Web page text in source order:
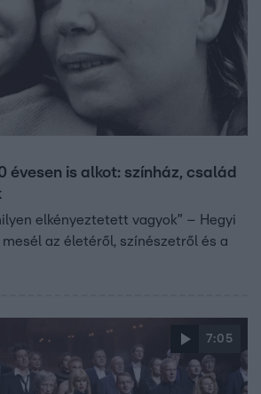
évesen is alkot: színház, család
elkényeztetett vagyok” – Hegyi
az életéről, színészetről és a
7:05